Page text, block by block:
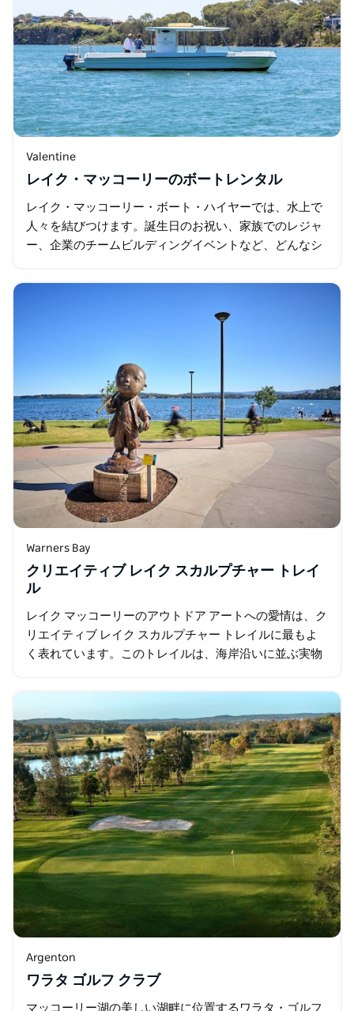
Valentine
レイク・マッコーリーのボートレンタル
レイク・マッコーリー・ボート・ハイヤーでは、水上で
人々を結びつけます。誕生日のお祝い、家族でのレジャ
ー、企業のチームビルディングイベントなど、どんなシ
しています。
Warners Bay
クリエイティブ レイク スカルプチャー トレイ
ル
レイク マッコーリーのアウトドア アートへの愛情は、ク
リエイティブ レイク スカルプチャー トレイルに最もよ
く表れています。このトレイルは、海岸沿いに並ぶ実物
す。
Argenton
ワラタ ゴルフ クラブ
マッコーリー湖の美しい湖畔に位置するワラタ・ゴルフ